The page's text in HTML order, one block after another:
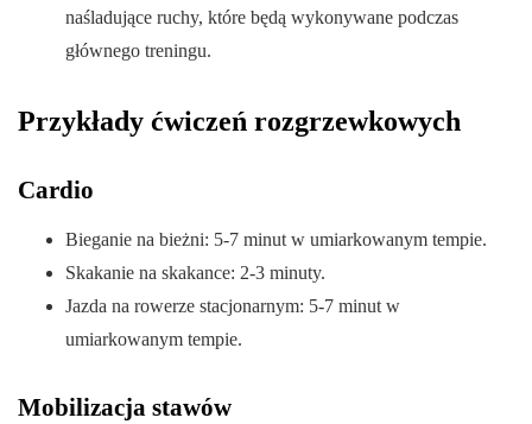
naśladujące ruchy, które będą wykonywane podczas
głównego treningu.
Przykłady ćwiczeń rozgrzewkowych
Cardio
Bieganie na bieżni: 5-7 minut w umiarkowanym tempie.
Skakanie na skakance: 2-3 minuty.
Jazda na rowerze stacjonarnym: 5-7 minut w
umiarkowanym tempie.
Mobilizacja stawów